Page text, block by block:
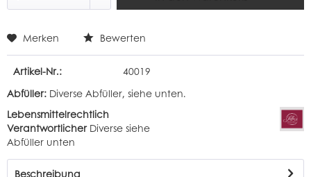
Merken Bewerten
Artikel-Nr.:
40019
Abfüller: Diverse Abfüller, siehe unten.
Lebensmittelrechtlich
Verantwortlicher Diverse siehe
Abfüller unten
Beschreibung